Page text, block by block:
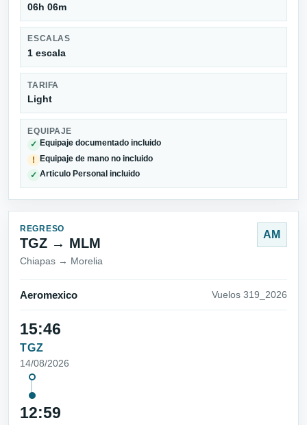
06h 06m
ESCALAS
1 escala
TARIFA
Light
EQUIPAJE
✓ Equipaje documentado incluido
! Equipaje de mano no incluido
✓ Articulo Personal incluido
REGRESO
TGZ → MLM
Chiapas → Morelia
AM
Aeromexico Vuelos 319_2026
15:46
TGZ
14/08/2026
12:59